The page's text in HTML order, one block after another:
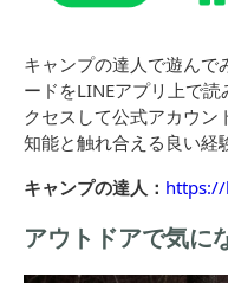
キャンプの達人で遊んで
ードをLINEアプリ上で
クセスして公式アカウ
知能と触れ合える良い経
キャンプの達人：
アウトドアで気に